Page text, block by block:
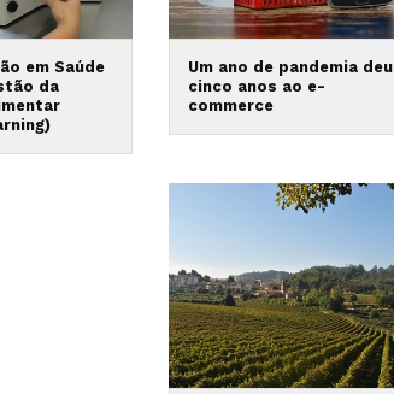
em Saúde
da
Um ano de pandemia deu
cinco anos ao e-
commerce